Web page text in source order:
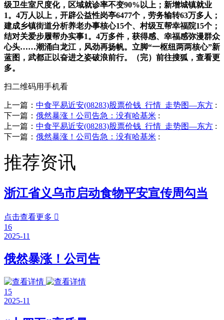
级卫生室尺度化，区域就诊率不变90%以上；新增城镇就业
1。4万人以上，开辟公益性岗亭6477个，劳务输转63万多人；
建成乡镇街道分析养老办事核心15个、村级互帮幸福院15个；
结对关爱步履帮办实事1。4万多件，获得感、幸福感弥漫群众
心头……潮涌白龙江，风劲再扬帆。立脚“一枢纽两两核心”新
蓝图，武都正以奋进之姿破浪前行。（完）前往搜狐，查看更
多。
扫二维码用手机看
上一篇： 中食平易近安(08283)股票价钱_行情_走势图—东方 :
下一篇： 俄然暴涨！公司告急：没有哈基米 :
上一篇： 中食平易近安(08283)股票价钱_行情_走势图—东方 :
下一篇： 俄然暴涨！公司告急：没有哈基米 :
推荐资讯
浙江省义乌市启动食物平安宣传周勾当
点击查看更多 
16
2025-11
俄然暴涨！公司告
15
2025-11